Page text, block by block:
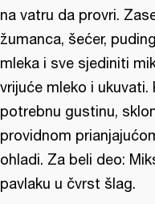
na vatru da provri.
žumanca, šećer,
mleka i sve sjediniti
vrijuće mleko i
potrebnu gustinu,
providnom
ohladi. Za beli deo:
pavlaku u čvrst šlag.